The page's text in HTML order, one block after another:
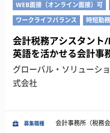
WEB面接（オンライン面接）可
ワークライフバランス
時短勤
会計税務アシスタン
英語を活かせる会計事
グローバル・ソリューシ
式会社
募集職種 会計事務所（税務